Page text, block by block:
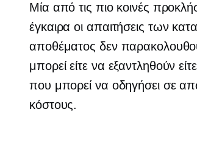
Μία από τις πιο κοινές
έγκαιρα οι απαιτήσεις των
αποθέματος δεν
μπορεί είτε να εξαντληθούν
που μπορεί να οδηγήσει σε
κόστους.